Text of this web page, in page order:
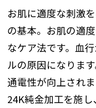
お肌に適度な刺激
の基本。お肌の適
なケア法です。血
ルの原因になりま
通電性が向上され
24K純金加工を施